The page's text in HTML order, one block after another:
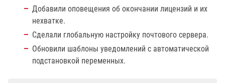
Добавили оповещения об окончании лицензий и их
нехватке.
Сделали глобальную настройку почтового сервера.
Обновили шаблоны уведомлений с автоматической
подстановкой переменных.